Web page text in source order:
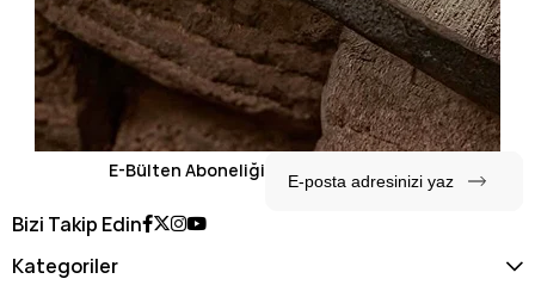
E-Bülten Aboneliği
Bizi Takip Edin
Kategoriler